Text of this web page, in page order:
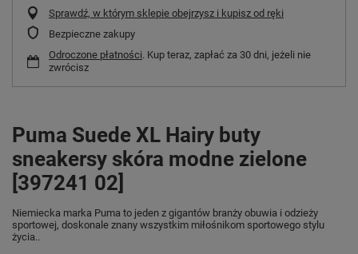
Sprawdź, w którym sklepie obejrzysz i kupisz od ręki
Bezpieczne zakupy
Odroczone płatności. Kup teraz, zapłać za 30 dni, jeżeli nie
zwrócisz
Puma Suede XL Hairy buty
sneakersy skóra modne zielone
[397241 02]
Niemiecka marka Puma to jeden z gigantów branży obuwia i odzieży
sportowej, doskonale znany wszystkim miłośnikom sportowego stylu
życia..